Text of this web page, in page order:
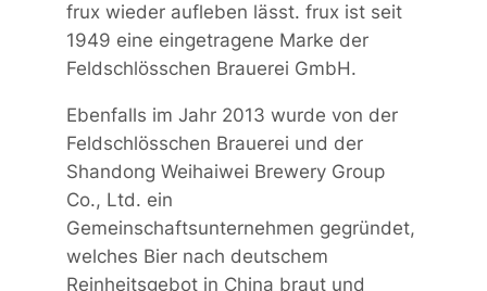
frux wieder aufleben lässt. frux ist seit
1949 eine eingetragene Marke der
Feldschlösschen Brauerei GmbH.
Ebenfalls im Jahr 2013 wurde von der
Feldschlösschen Brauerei und der
Shandong Weihaiwei Brewery Group
Co., Ltd. ein
Gemeinschaftsunternehmen gegründet,
welches Bier nach deutschem
Reinheitsgebot in China braut und